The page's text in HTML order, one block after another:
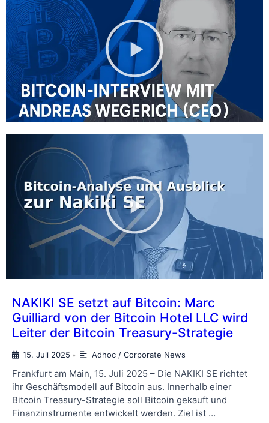
NAKIKI SE setzt auf Bitcoin: Marc
Guilliard von der Bitcoin Hotel LLC wird
Leiter der Bitcoin Treasury-Strategie
15. Juli 2025 • Adhoc / Corporate News
Frankfurt am Main, 15. Juli 2025 – Die NAKIKI SE richtet
ihr Geschäftsmodell auf Bitcoin aus. Innerhalb einer
Bitcoin Treasury-Strategie soll Bitcoin gekauft und
Finanzinstrumente entwickelt werden. Ziel ist …